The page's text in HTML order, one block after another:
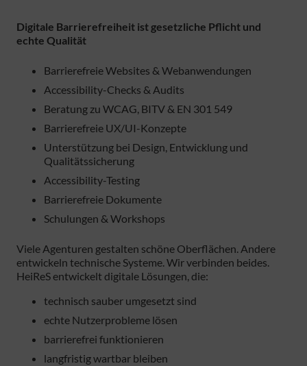
Digitale Barrierefreiheit ist gesetzliche Pflicht und
echte Qualität
Barrierefreie Websites & Webanwendungen
Accessibility-Checks & Audits
Beratung zu WCAG, BITV & EN 301 549
Barrierefreie UX/UI-Konzepte
Unterstützung bei Design, Entwicklung und
Qualitätssicherung
Accessibility-Testing
Barrierefreie Dokumente
Schulungen & Workshops
Viele Agenturen gestalten schöne Oberflächen. Andere
entwickeln technische Systeme. Wir verbinden beides.
HeiReS entwickelt digitale Lösungen, die:
technisch sauber umgesetzt sind
echte Nutzerprobleme lösen
barrierefrei funktionieren
langfristig wartbar bleiben